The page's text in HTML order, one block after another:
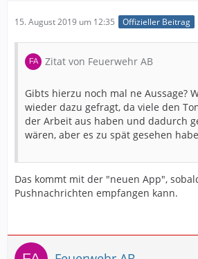
15. August 2019 um 12:35 Offizieller Beitrag
Zitat von Feuerwehr AB
Gibts hierzu noch mal ne Aussage?
wieder dazu gefragt, da viele den
der Arbeit aus haben und dadurch
wären, aber es zu spät gesehen
Das kommt mit der "neuen App",
Pushnachrichten empfangen kann.